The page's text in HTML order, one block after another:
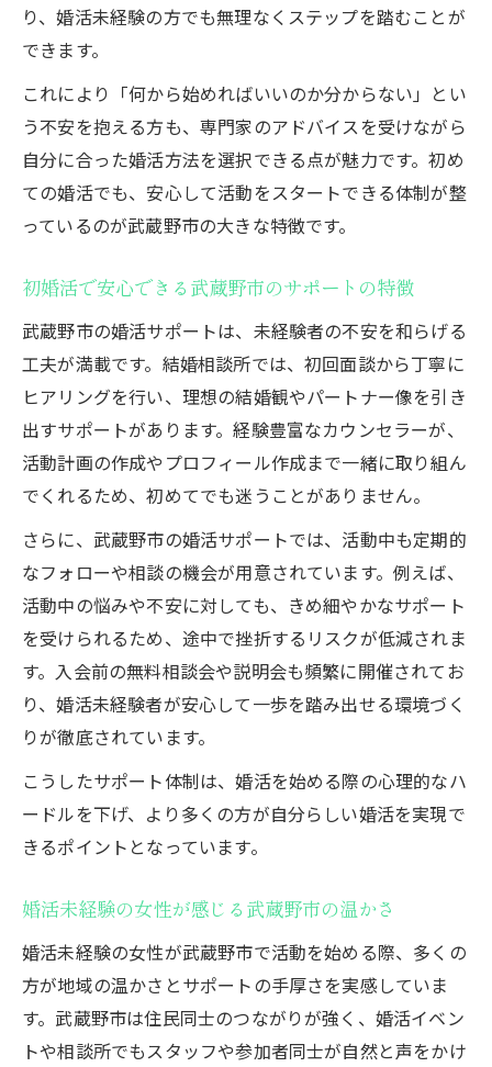
り、婚活未経験の方でも無理なくステップを踏むことが
できます。
これにより「何から始めればいいのか分からない」とい
う不安を抱える方も、専門家のアドバイスを受けながら
自分に合った婚活方法を選択できる点が魅力です。初め
ての婚活でも、安心して活動をスタートできる体制が整
っているのが武蔵野市の大きな特徴です。
初婚活で安心できる武蔵野市のサポートの特徴
武蔵野市の婚活サポートは、未経験者の不安を和らげる
工夫が満載です。結婚相談所では、初回面談から丁寧に
ヒアリングを行い、理想の結婚観やパートナー像を引き
出すサポートがあります。経験豊富なカウンセラーが、
活動計画の作成やプロフィール作成まで一緒に取り組ん
でくれるため、初めてでも迷うことがありません。
さらに、武蔵野市の婚活サポートでは、活動中も定期的
なフォローや相談の機会が用意されています。例えば、
活動中の悩みや不安に対しても、きめ細やかなサポート
を受けられるため、途中で挫折するリスクが低減されま
す。入会前の無料相談会や説明会も頻繁に開催されてお
り、婚活未経験者が安心して一歩を踏み出せる環境づく
りが徹底されています。
こうしたサポート体制は、婚活を始める際の心理的なハ
ードルを下げ、より多くの方が自分らしい婚活を実現で
きるポイントとなっています。
婚活未経験の女性が感じる武蔵野市の温かさ
婚活未経験の女性が武蔵野市で活動を始める際、多くの
方が地域の温かさとサポートの手厚さを実感していま
す。武蔵野市は住民同士のつながりが強く、婚活イベン
トや相談所でもスタッフや参加者同士が自然と声をかけ